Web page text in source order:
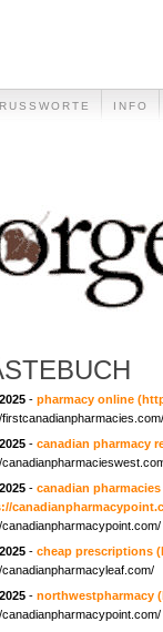
INFO
- pharmacy online
- canadian pharmacy
- canadian
- cheap prescriptions
- northwestpharmacy